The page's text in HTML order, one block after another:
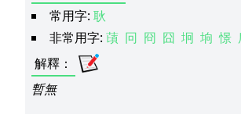
常用字: 耿
非常用字: 䔛 冋 冏 囧 坰 垧 憬
解釋 ：
暫無